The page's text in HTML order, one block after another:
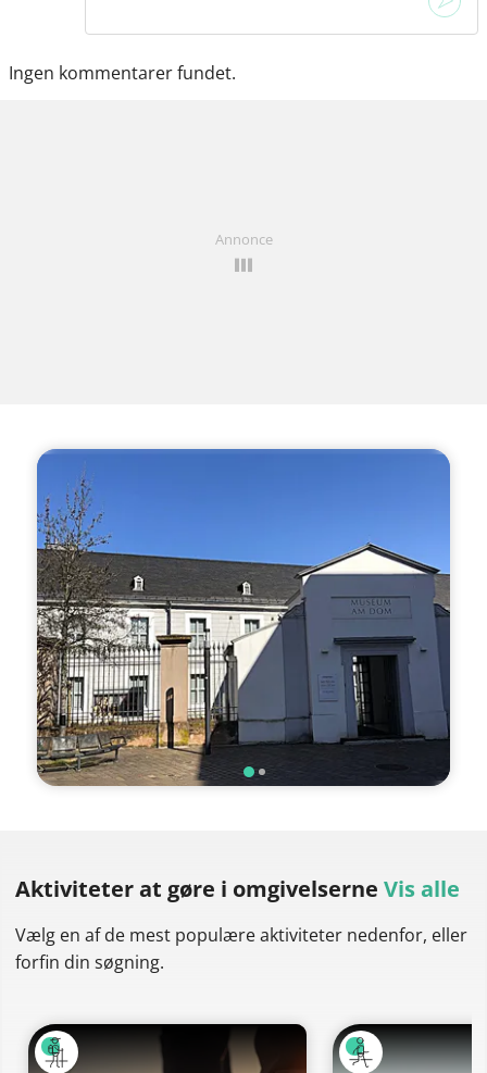
Ingen kommentarer fundet.
Annonce
Aktiviteter at gøre i omgivelserne Vis alle
Vælg en af de mest populære aktiviteter nedenfor, eller
forfin din søgning.